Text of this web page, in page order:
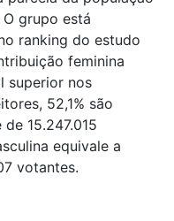
grupo está
ranking do estudo
feminina
superior nos
52,1% são
15.247.015
equivale a
votantes.